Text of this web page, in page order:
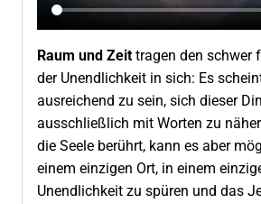
Raum und Zeit tragen den schwer
der Unendlichkeit in sich: Es
ausreichend zu sein, sich dieser
ausschließlich mit Worten zu
die Seele berührt, kann es aber
einem einzigen Ort, in einem
Unendlichkeit zu spüren und das